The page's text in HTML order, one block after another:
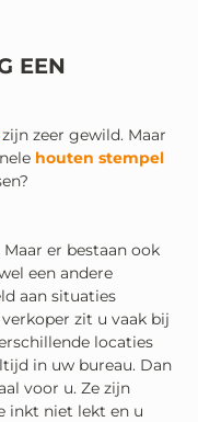
EEN
zijn zeer gewild. Maar
houten stempel
er bestaan ook
een andere
aan situaties
zit u vaak bij
locaties
in uw bureau. Dan
voor u. Ze zijn
inkt niet lekt en u